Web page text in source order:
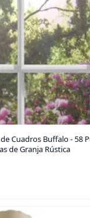
Cuadros Buffalo - 58
de Granja Rústica